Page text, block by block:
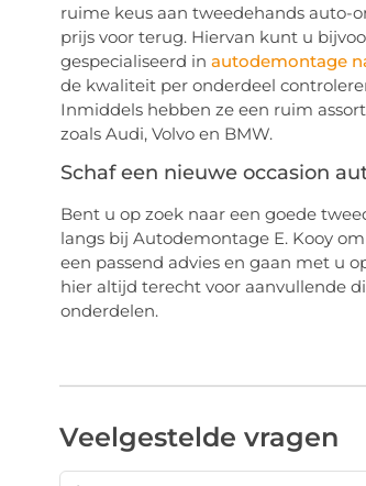
ruime keus aan tweedehands auto-
prijs voor terug. Hiervan kunt u
gespecialiseerd in autodemontage
de kwaliteit per onderdeel
Inmiddels hebben ze een ruim
zoals Audi, Volvo en BMW.
Schaf een nieuwe occasion
Bent u op zoek naar een goede
langs bij Autodemontage E. Kooy
een passend advies en gaan met u
hier altijd terecht voor aanvullende
onderdelen.
Veelgestelde vragen